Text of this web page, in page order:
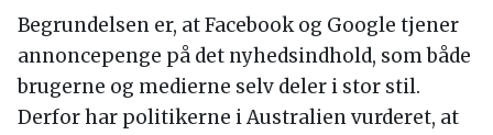
Begrundelsen er, at Facebook og Google tjener
annoncepenge på det nyhedsindhold, som både
brugerne og medierne selv deler i stor stil.
Derfor har politikerne i Australien vurderet, at